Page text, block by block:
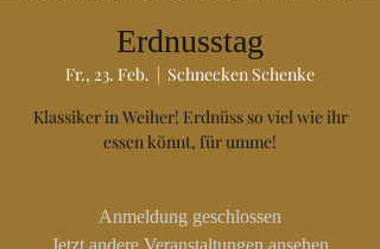
Erdnusstag
Fr., 23. Feb.
  |
Schnecken Schenke
Klassiker in Weiher! Erdnüss so viel wie ihr
essen könnt, für umme!
Anmeldung geschlossen
Jetzt andere Veranstaltungen ansehen